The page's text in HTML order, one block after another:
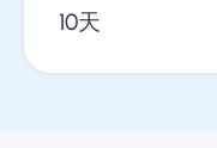
10天